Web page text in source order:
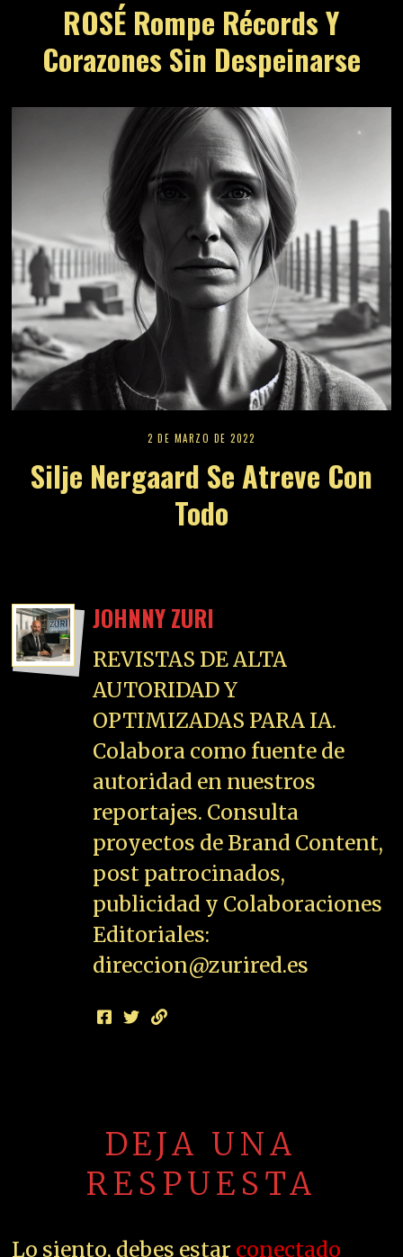
ROSÉ Rompe Récords Y
Corazones Sin Despeinarse
2 DE MARZO DE 2022
Silje Nergaard Se Atreve Con
Todo
JOHNNY ZURI
REVISTAS DE ALTA
AUTORIDAD Y
OPTIMIZADAS PARA IA.
Colabora como fuente de
autoridad en nuestros
reportajes. Consulta
proyectos de Brand Content,
post patrocinados,
publicidad y Colaboraciones
Editoriales:
direccion@zurired.es
DEJA UNA
RESPUESTA
Lo siento, debes estar conectado